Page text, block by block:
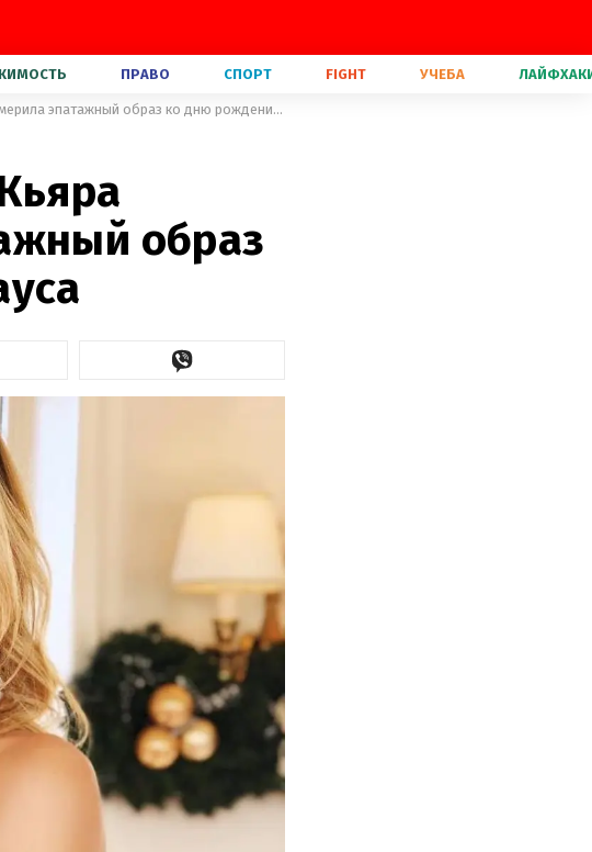
ПРАВО СПОРТ FIGHT УЧЕБА
В красном платье из тюля: Кьяра Ферраньи примерила эпатажный образ ко дню рождения Микки Мауса
образ